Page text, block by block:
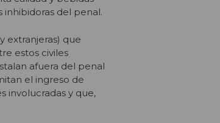
inhibidoras del penal.
extranjeras) que
estos civiles
afuera del penal
el ingreso de
involucradas y que,